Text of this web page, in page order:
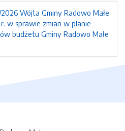
Wójta Gminy Radowo Małe
w sprawie zmian w planie
budżetu Gminy Radowo Małe